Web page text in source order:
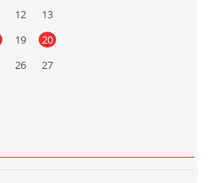
12
13
19
20
26
27